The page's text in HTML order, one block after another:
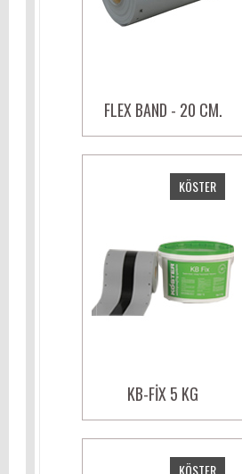
FLEX BAND - 20 CM.
KB-FIX 5 KG
KÖSTER
KÖSTER